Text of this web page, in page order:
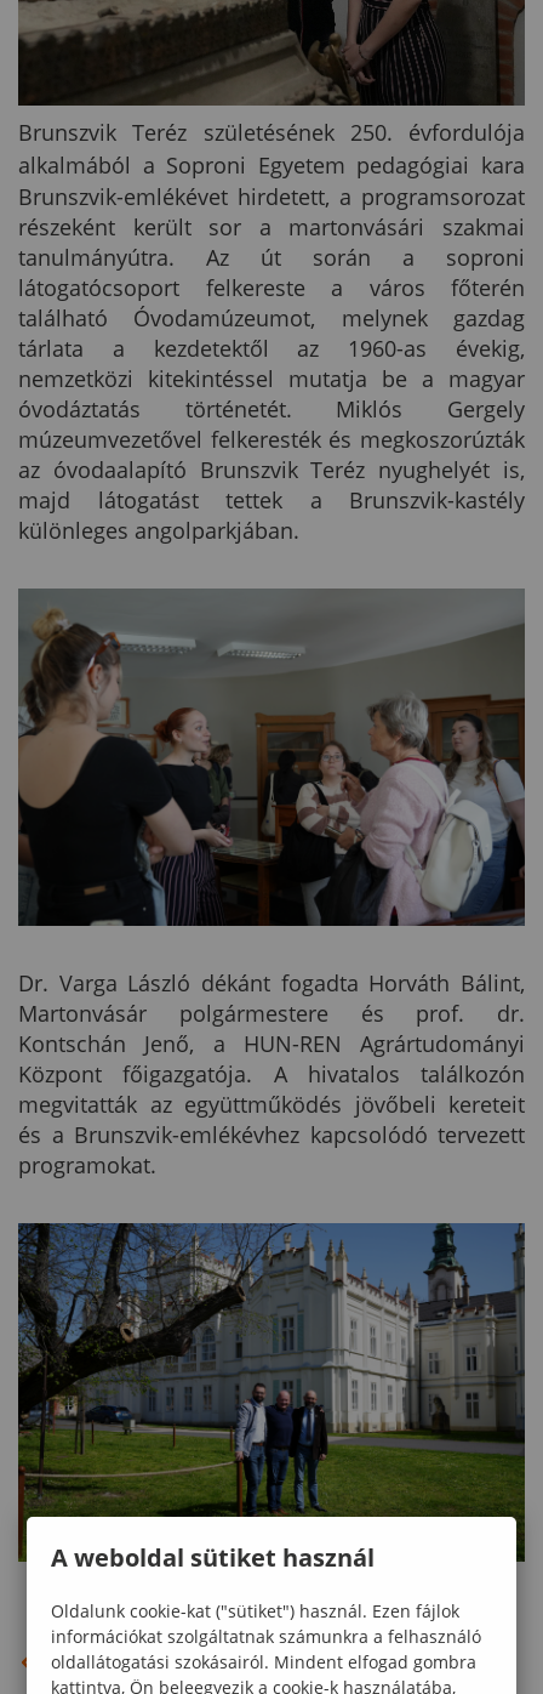
Brunszvik Teréz születésének 250. évfordulója
alkalmából a Soproni Egyetem pedagógiai kara
Brunszvik-emlékévet hirdetett, a programsorozat
részeként került sor a martonvásári szakmai
tanulmányútra. Az út során a soproni
látogatócsoport felkereste a város főterén
található Óvodamúzeumot, melynek gazdag
tárlata a kezdetektől az 1960-as évekig,
nemzetközi kitekintéssel mutatja be a magyar
óvodáztatás történetét. Miklós Gergely
múzeumvezetővel felkeresték és megkoszorúzták
az óvodaalapító Brunszvik Teréz nyughelyét is,
majd látogatást tettek a Brunszvik-kastély
különleges angolparkjában.
Dr. Varga László dékánt fogadta Horváth Bálint,
Martonvásár polgármestere és prof. dr.
Kontschán Jenő, a HUN-REN Agrártudományi
Központ főigazgatója. A hivatalos találkozón
megvitatták az együttműködés jövőbeli kereteit
és a Brunszvik-emlékévhez kapcsolódó tervezett
programokat.
VISSZA AZ ELŐZŐ OLDALRA
A weboldal sütiket használ
Oldalunk cookie-kat ("sütiket") használ. Ezen fájlok
információkat szolgáltatnak számunkra a felhasználó
oldallátogatási szokásairól. Mindent elfogad gombra
kattintva, Ön beleegyezik a cookie-k használatába,